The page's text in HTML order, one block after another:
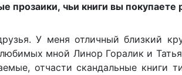
прозаики, чьи книги вы
У меня отличный близкий
мной Линор Горалик и
отчасти скандальные книги